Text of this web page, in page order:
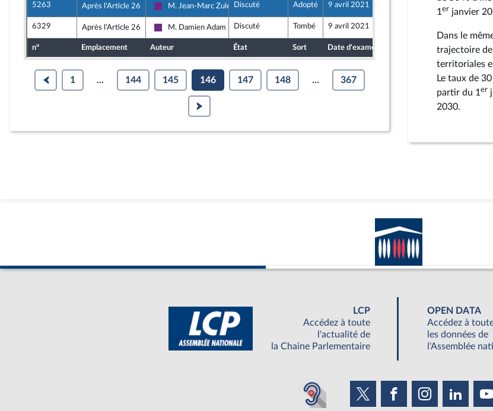
5263 Après l'Article 26
La République en Marche
M. Jean-Marc ZulesiDiscuté Adopté 9 avril 2021
6329 Après l'Article 26
La République en Marche
M. Damien Adam Discuté Tombé 9 avril 2021
n° Emplacement Auteur État Sort Date d'examen Date de dépôt
1 ... 144 145 146 147 148 ... 367
1 er janvier
Dans le
trajectoire
territoriales
Le taux de
partir du 1 er
2030.
LCP
Accédez à toute
l'actualité de
la Chaine Parlementaire
OPEN DATA
Accédez à
les données de
l'Assemblée